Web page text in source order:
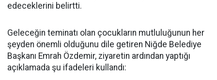
edeceklerini belirtti.
Geleceğin teminatı olan çocukların mutluluğunun her
şeyden önemli olduğunu dile getiren Niğde Belediye
Başkanı Emrah Özdemir, ziyaretin ardından yaptığı
açıklamada şu ifadeleri kullandı: